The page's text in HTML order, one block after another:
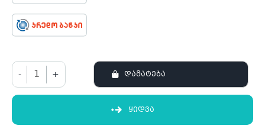
- + ᲓᲐᲛᲐᲢᲔᲑᲐ
ᲧᲘᲓᲕᲐ